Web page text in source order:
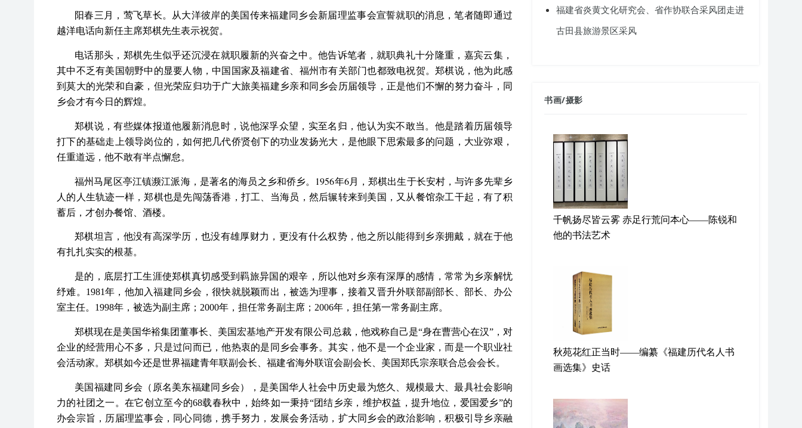
阳春三月，莺飞草长。从大洋彼岸的美国传来福建同乡会新届理监事会宣誓就职的消息，笔者随即通过
越洋电话向新任主席郑棋先生表示祝贺。
电话那头，郑棋先生似乎还沉浸在就职履新的兴奋之中。他告诉笔者，就职典礼十分隆重，嘉宾云集，
其中不乏有美国朝野中的显要人物，中国国家及福建省、福州市有关部门也都致电祝贺。郑棋说，他为此感
到莫大的光荣和自豪，但光荣应归功于广大旅美福建乡亲和同乡会历届领导，正是他们不懈的努力奋斗，同
乡会才有今日的辉煌。
郑棋说，有些媒体报道他履新消息时，说他深孚众望，实至名归，他认为实不敢当。他是踏着历届领导
打下的基础走上领导岗位的，如何把几代侨贤创下的功业发扬光大，是他眼下思索最多的问题，大业弥艰，
任重道远，他不敢有半点懈怠。
福州马尾区亭江镇濒江派海，是著名的海员之乡和侨乡。1956年6月，郑棋出生于长安村，与许多先辈乡
人的人生轨迹一样，郑棋也是先闯荡香港，打工、当海员，然后辗转来到美国，又从餐馆杂工干起，有了积
蓄后，才创办餐馆、酒楼。
郑棋坦言，他没有高深学历，也没有雄厚财力，更没有什么权势，他之所以能得到乡亲拥戴，就在于他
有扎扎实实的根基。
是的，底层打工生涯使郑棋真切感受到羁旅异国的艰辛，所以他对乡亲有深厚的感情，常常为乡亲解忧
纾难。1981年，他加入福建同乡会，很快就脱颖而出，被选为理事，接着又晋升外联部副部长、部长、办公
室主任。1998年，被选为副主席；2000年，担任常务副主席；2006年，担任第一常务副主席。
郑棋现在是美国华裕集团董事长、美国宏基地产开发有限公司总裁，他戏称自己是“身在曹营心在汉”，对
企业的经营用心不多，只是过问而已，他热衷的是同乡会事务。其实，他不是一个企业家，而是一个职业社
会活动家。郑棋如今还是世界福建青年联副会长、福建省海外联谊会副会长、美国郑氏宗亲联合总会会长。
美国福建同乡会（原名美东福建同乡会），是美国华人社会中历史最为悠久、规模最大、最具社会影响
力的社团之一。在它创立至今的68载春秋中，始终如一秉持“团结乡亲，维护权益，提升地位，爱国爱乡”的
办会宗旨，历届理监事会，同心同德，携手努力，发展会务活动，扩大同乡会的政治影响，积极引导乡亲融
福建省炎黄文化研究会、省作协联合采风团走进
古田县旅游景区采风
书画/摄影
千帆扬尽皆云雾 赤足行荒问本心——陈锐和
他的书法艺术
秋苑花红正当时——编纂《福建历代名人书
画选集》史话